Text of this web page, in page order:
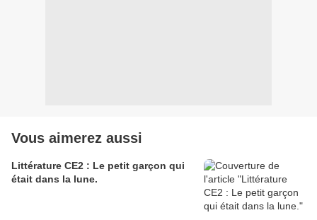
Vous aimerez aussi
Littérature CE2 : Le petit garçon qui
était dans la lune.